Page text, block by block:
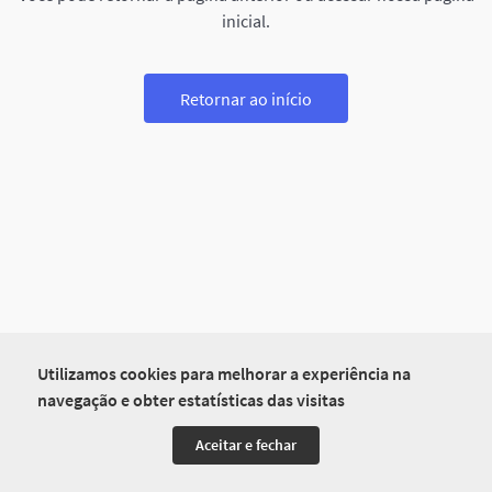
Utilizamos cookies para melhorar a experiência na
navegação e obter estatísticas das visitas
Aceitar e fechar
inicial.
Retornar ao início